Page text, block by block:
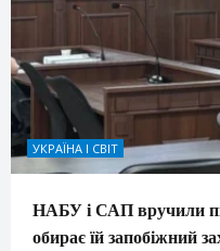
УКРАЇНА І СВІТ
НАБУ і САП вручили
обирає їй запобіжний